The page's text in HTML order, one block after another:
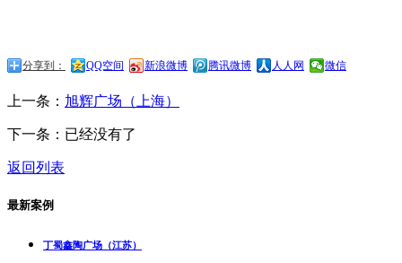
分享到： QQ空间 新浪微博 腾讯微博 人人网 微信
上一条： 旭辉广场（上海）
下一条：已经没有了
返回列表
最新案例
丁蜀鑫陶广场（江苏）